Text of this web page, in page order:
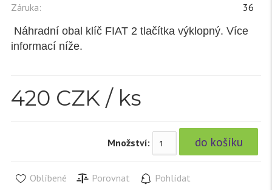
Záruka:
36
Náhradní obal klíč FIAT 2 tlačítka výklopný. Více
informací níže.
420 CZK / ks
Množství:
Oblíbené Porovnat Pohlídat